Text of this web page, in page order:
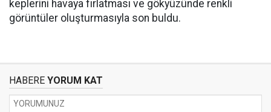
keplerini havaya fırlatması ve gökyüzünde renkli
görüntüler oluşturmasıyla son buldu.
HABERE YORUM KAT